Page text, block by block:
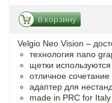
В корзину
Velgio Neo Vision –
технология nano
щетки
отличное
адаптер для
made in PRC for